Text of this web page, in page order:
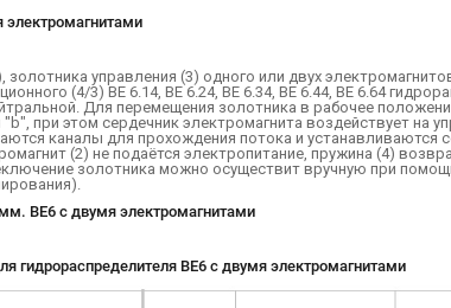
электромагнитами
золотника управления (3) одного или двух
(4/3) ВЕ 6.14, ВЕ 6.24, ВЕ 6.34, ВЕ 6.44, ВЕ 6.64
Для перемещения золотника в рабочее
при этом сердечник электромагнита воздействует на
каналы для прохождения потока и устанавливаются
(2) не подаётся электропитание, пружина (4)
золотника можно осуществит вручную при
ВЕ6 с двумя электромагнитами
гидрораспределителя ВЕ6 с двумя электромагнитами